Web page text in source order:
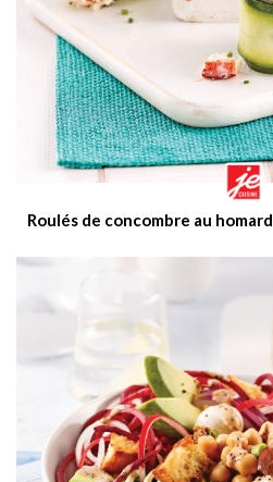
Roulés de concombre au homard